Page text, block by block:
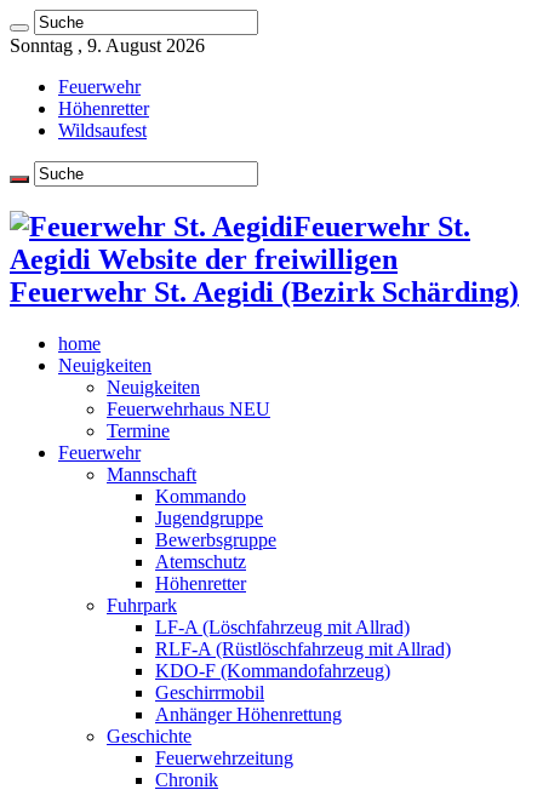
Sonntag , 9. August 2026
Feuerwehr
Höhenretter
Wildsaufest
Feuerwehr St.
Aegidi Website der freiwilligen
Feuerwehr St. Aegidi (Bezirk Schärding)
home
Neuigkeiten
Neuigkeiten
Feuerwehrhaus NEU
Termine
Feuerwehr
Mannschaft
Kommando
Jugendgruppe
Bewerbsgruppe
Atemschutz
Höhenretter
Fuhrpark
LF-A (Löschfahrzeug mit Allrad)
RLF-A (Rüstlöschfahrzeug mit Allrad)
KDO-F (Kommandofahrzeug)
Geschirrmobil
Anhänger Höhenrettung
Geschichte
Feuerwehrzeitung
Chronik